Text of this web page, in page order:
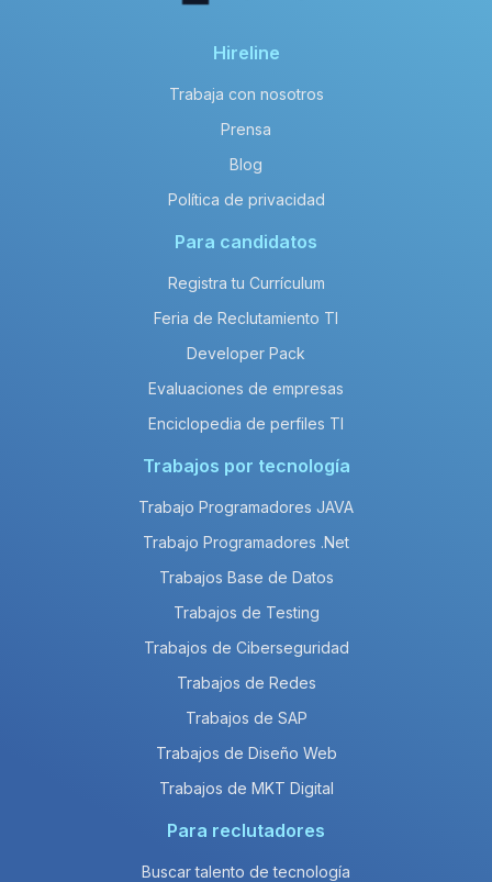
Hireline
Trabaja con nosotros
Prensa
Blog
Política de privacidad
Para candidatos
Registra tu Currículum
Feria de Reclutamiento TI
Developer Pack
Evaluaciones de empresas
Enciclopedia de perfiles TI
Trabajos por tecnología
Trabajo Programadores JAVA
Trabajo Programadores .Net
Trabajos Base de Datos
Trabajos de Testing
Trabajos de Ciberseguridad
Trabajos de Redes
Trabajos de SAP
Trabajos de Diseño Web
Trabajos de MKT Digital
Para reclutadores
Buscar talento de tecnología